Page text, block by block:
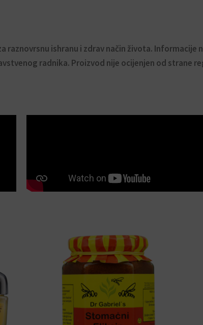
raznovrsnu ishranu i zdrav način života. Informacije
radnika. Proizvod nije ocijenjen od strane